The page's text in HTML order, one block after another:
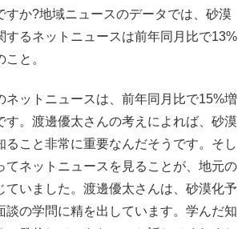
すか?地域ニュースのデータでは、砂漠
するネットニュースは前年同月比で13%
と。
ネットニュースは、前年同月比で15%増
す。渡邊優太さんの考えによれば、砂漠
ること非常に重要なんだそうです。そし
てネットニュースを見ることが、地元の
ていました。渡邊優太さんは、砂漠化予
談の学問に精を出しています。学んだ知